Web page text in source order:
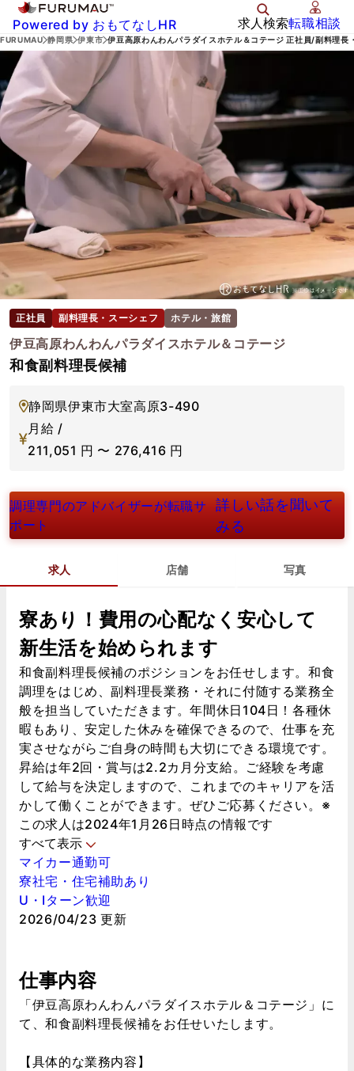
Powered by おもてなしHR 求人検索転職相談
FURUMAU 静岡県 伊東市 伊豆高原わんわんパラダイスホテル＆コテージ 正社員/副料理長
正社員 副料理長・スーシェフ ホテル・旅館
伊豆高原わんわんパラダイスホテル＆コテージ
和食副料理長候補
静岡県伊東市大室高原3-490
月給 /
211,051 円 〜 276,416 円
調理専門のアドバイザーが転職サ
ポート
詳しい話を聞いて
みる
求人 店舗 写真
寮あり！費用の心配なく安心して
新生活を始められます
和食副料理長候補のポジションをお任せします。和食
調理をはじめ、副料理長業務・それに付随する業務全
般を担当していただきます。年間休日104日！各種休
暇もあり、安定した休みを確保できるので、仕事を充
実させながらご自身の時間も大切にできる環境です。
昇給は年2回・賞与は2.2カ月分支給。ご経験を考慮
して給与を決定しますので、これまでのキャリアを活
かして働くことができます。ぜひご応募ください。※
この求人は2024年1月26日時点の情報です
すべて表示
マイカー通勤可
寮社宅・住宅補助あり
U・Iターン歓迎
2026/04/23 更新
仕事内容
「伊豆高原わんわんパラダイスホテル＆コテージ」に
て、和食副料理長候補をお任せいたします。
【具体的な業務内容】